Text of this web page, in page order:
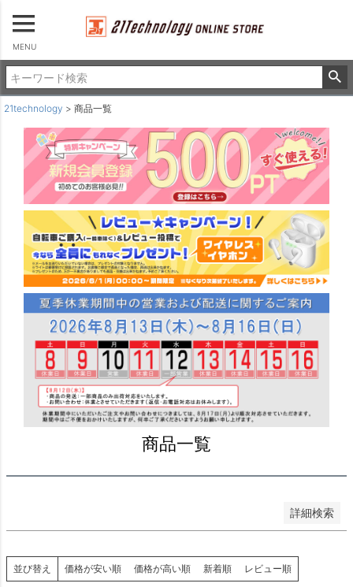
MENU
21technology 商品一覧
商品一覧
詳細検索
22インチ
24インチ
パーツを選ぶ
パーツ・アクセサリー
カゴ
ポンプ
サドルカバー＆サイクルカバー
ライト
ヘルメット
チャイルドシート＆カバー
タイヤ＆チューブ
その他
並び順
新着順
登録順
価格が安い順
価格が高い順
優先度順
レビュー順
キーワードヒット順
検索
並び替え 価格が安い順 価格が高い順 新着順 レビュー順